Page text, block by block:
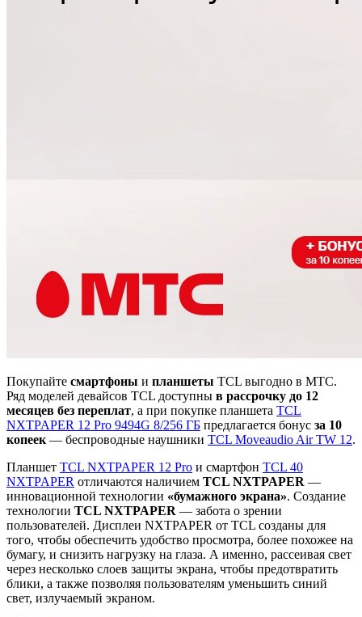
Покупайте смартфоны и планшеты TCL выгодно в МТС.
Ряд моделей девайсов TCL доступны в рассрочку до 12
месяцев без переплат, а при покупке планшета TCL
NXTPAPER 12 Pro 9494G 8/256 ГБ предлагается бонус за 10
копеек — беспроводные наушники TCL Moveaudio Air TW 12.
Планшет TCL NXTPAPER 12 Pro и смартфон TCL 40
NXTPAPER отличаются наличием TCL NXTPAPER —
инновационной технологии «бумажного экрана». Создание
технологии TCL NXTPAPER — забота о зрении
пользователей. Дисплеи NXTPAPER от TCL созданы для
того, чтобы обеспечить удобство просмотра, более похожее на
бумагу, и снизить нагрузку на глаза. А именно, рассеивая свет
через несколько слоев защиты экрана, чтобы предотвратить
блики, а также позволяя пользователям уменьшить синий
свет, излучаемый экраном.